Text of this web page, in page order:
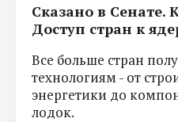
Сказано в Сенате.
Доступ стран к
Все больше стран
технологиям - от
энергетики до
лодок.